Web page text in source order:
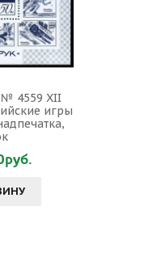
№ 4559 XII
игры